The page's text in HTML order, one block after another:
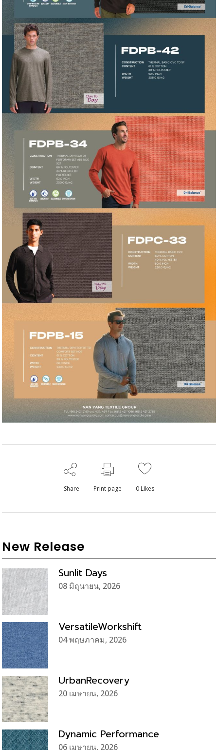
Share Print page 0Likes
New Release
Sunlit Days
08 มิถุนายน, 2026
VersatileWorkshift
04 พฤษภาคม, 2026
UrbanRecovery
20 เมษายน, 2026
Dynamic Performance
06 เมษายน, 2026